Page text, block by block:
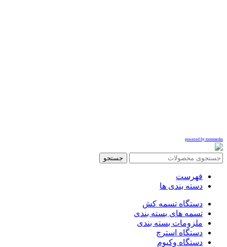
powered by toonmedia
جستجو
فهرست
دسته بندی ها
دستگاه تسمه کش
تسمه های بسته بندی
ملزومات بسته بندی
دستگاه استرچ
دستگاه وکیوم